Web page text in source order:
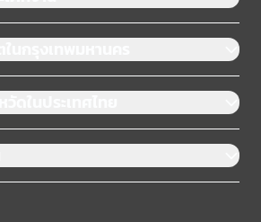
นกรุงเทพมหานคร
ในประเทศไทย